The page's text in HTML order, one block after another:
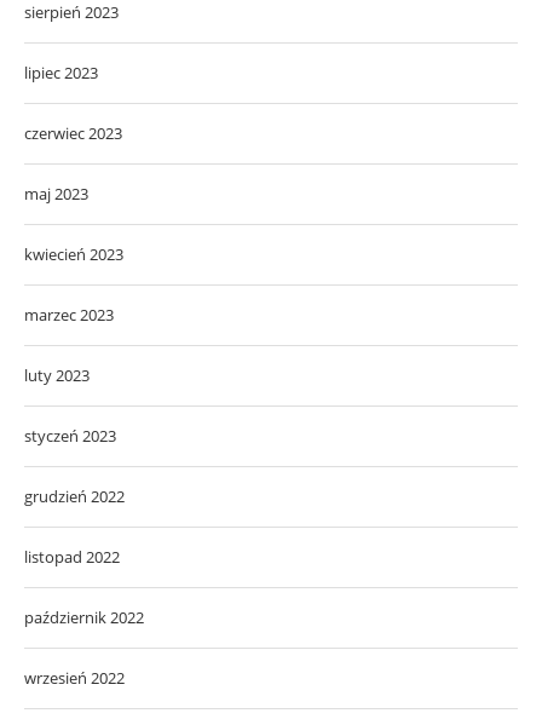
sierpień 2023
lipiec 2023
czerwiec 2023
maj 2023
kwiecień 2023
marzec 2023
luty 2023
styczeń 2023
grudzień 2022
listopad 2022
październik 2022
wrzesień 2022